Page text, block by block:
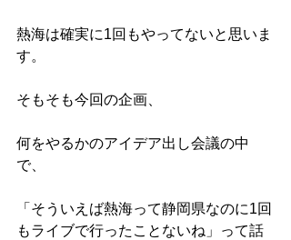
熱海は確実に1回もやってないと思いま
す。
そもそも今回の企画、
何をやるかのアイデア出し会議の中
で、
「そういえば熱海って静岡県なのに1回
もライブで行ったことないね」って話